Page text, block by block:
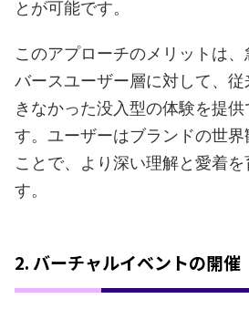
とが可能です。
このアプローチのメリットは
バースユーザー層に対して、
きなかった没入型の体験を提
す。ユーザーはブランドの世
ことで、より深い理解と愛着を
す。
2. バーチャルイベントの開催